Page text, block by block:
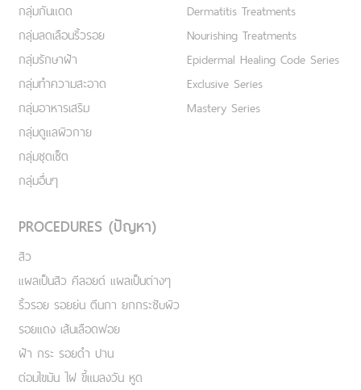
กลุ่มกันแดด
กลุ่มลดเลือนริ้วรอย
กลุ่มรักษาฝ้า
กลุ่มทำความสะอาด
กลุ่มอาหารเสริม
กลุ่มดูแลผิวกาย
กลุ่มชุดเซ็ต
กลุ่มอื่นๆ
Dermatitis Treatments
Nourishing Treatments
Epidermal Healing Code Series
Exclusive Series
Mastery Series
PROCEDURES (ปัญหา)
สิว
แผลเป็นสิว คีลอยด์ แผลเป็นต่างๆ
ริ้วรอย รอยย่น ตีนกา ยกกระชับผิว
รอยแดง เส้นเลือดฟอย
ฝ้า กระ รอยดำ ปาน
ต่อมไขมัน ไฝ ขี้แมลงวัน หูด